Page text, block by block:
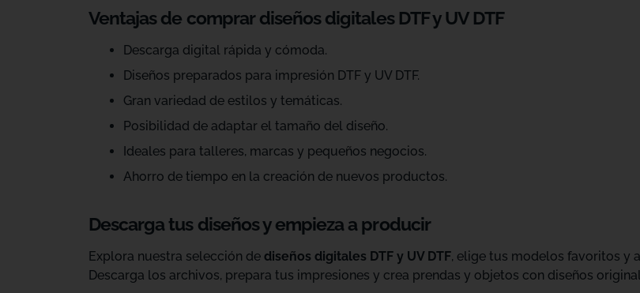
Ventajas de comprar diseños digitales DTF y UV DTF
Descarga digital rápida y cómoda.
Diseños preparados para impresión DTF y UV DTF.
Gran variedad de estilos y temáticas.
Posibilidad de adaptar el tamaño del diseño.
Ideales para talleres, marcas y pequeños negocios.
Ahorro de tiempo en la creación de nuevos productos.
Descarga tus diseños y empieza a producir
Explora nuestra selección de diseños digitales DTF y UV DTF, elige tus modelos favoritos y
Descarga los archivos, prepara tus impresiones y crea prendas y objetos con diseños